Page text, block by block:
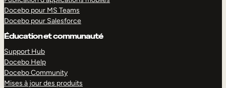
Docebo pour MS Teams
Docebo pour Salesforce
Éducation et communauté
Support Hub
Docebo Help
Docebo Community
Mises à jour des produits